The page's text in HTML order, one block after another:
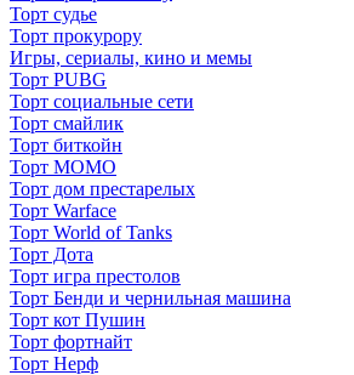
Торт судье
Торт прокурору
Игры, сериалы, кино и мемы
Торт PUBG
Торт социальные сети
Торт смайлик
Торт биткойн
Торт МОМО
Торт дом престарелых
Торт Warface
Торт World of Tanks
Торт Дота
Торт игра престолов
Торт Бенди и чернильная машина
Торт кот Пушин
Торт фортнайт
Торт Нерф